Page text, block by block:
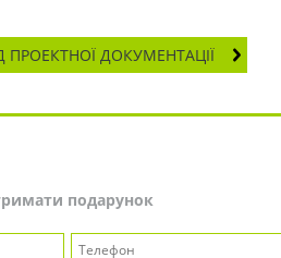
ПРОЕКТНОЇ ДОКУМЕНТАЦІЇ
подарунок